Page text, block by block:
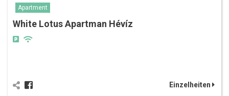
Apartment
White Lotus Apartman Hévíz
Einzelheiten